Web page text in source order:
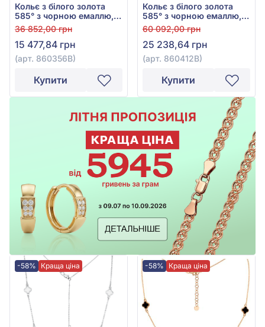
Кольє з білого золота
585° з чорною емаллю,
арт. 860356В
36 852,00 грн
15 477,84 грн
(арт. 860356В)
Купити
Кольє з білого золота
585° з чорною емаллю,
арт. 860412В
60 092,00 грн
25 238,64 грн
(арт. 860412В)
Купити
-58% Краща ціна -58% Краща ціна